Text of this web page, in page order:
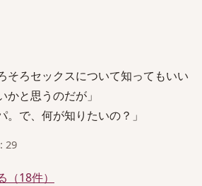
そろセックスについて知ってもいい
と思うのだが」
。で、何が知りたいの？」
29
18件）